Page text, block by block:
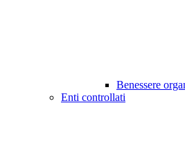
Benessere
Enti controllati